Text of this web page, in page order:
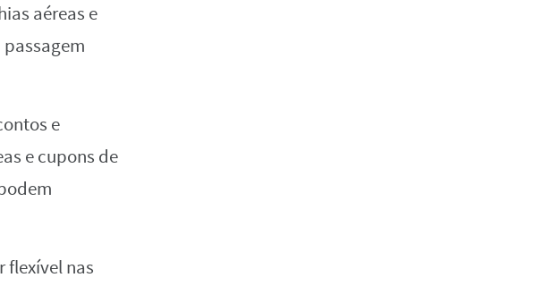
aéreas e
e
e cupons de
flexível nas